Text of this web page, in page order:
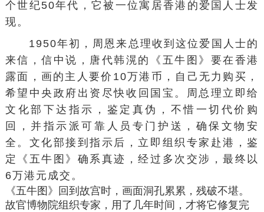
个世纪50年代，它被一位寓居香港的爱国人士发
现。
1950年初，周恩来总理收到这位爱国人士的
来信，信中说，唐代韩滉的《五牛图》要在香港
露面，画的主人要价 10万港币 ，自己无力购买，
希望 中央政府 出资尽快收回国宝。周总理立即给
文化部下达指示，鉴定真伪，不惜一切代价购
回，并指示派可靠人员专门护送，确保文物安
全。文化部接到指示后，立即组织专家赴港，鉴
定《五牛图》确系真迹，经过多次交涉，最终以
6万港元成交。
《五牛图》回到故宫时，画面洞孔累累，残破不堪。
故官博物院组织专家，用了几年时间，才将它修复完